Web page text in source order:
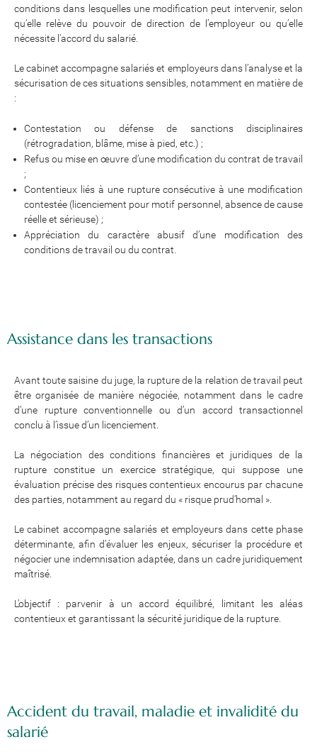
conditions dans lesquelles une modification peut intervenir, selon
qu’elle relève du pouvoir de direction de l’employeur ou qu’elle
nécessite l’accord du salarié.
Le cabinet accompagne salariés et employeurs dans l’analyse et la
sécurisation de ces situations sensibles, notamment en matière de
:
Contestation ou défense de sanctions disciplinaires
(rétrogradation, blâme, mise à pied, etc.) ;
Refus ou mise en œuvre d’une modification du contrat de travail
;
Contentieux liés à une rupture consécutive à une modification
contestée (licenciement pour motif personnel, absence de cause
réelle et sérieuse) ;
Appréciation du caractère abusif d’une modification des
conditions de travail ou du contrat.
Assistance dans les transactions
Avant toute saisine du juge, la rupture de la relation de travail peut
être organisée de manière négociée, notamment dans le cadre
d’une rupture conventionnelle ou d’un accord transactionnel
conclu à l’issue d’un licenciement.
La négociation des conditions financières et juridiques de la
rupture constitue un exercice stratégique, qui suppose une
évaluation précise des risques contentieux encourus par chacune
des parties, notamment au regard du « risque prud’homal ».
Le cabinet accompagne salariés et employeurs dans cette phase
déterminante, afin d’évaluer les enjeux, sécuriser la procédure et
négocier une indemnisation adaptée, dans un cadre juridiquement
maîtrisé.
L’objectif : parvenir à un accord équilibré, limitant les aléas
contentieux et garantissant la sécurité juridique de la rupture.
Accident du travail, maladie et invalidité du
salarié